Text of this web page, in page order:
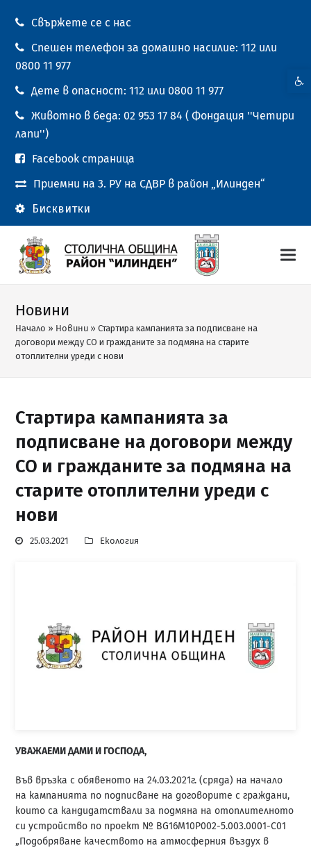
Свържете се с нас
Спешен телефон за домашно насилие: 112 или
0800 11 977
Дете в опасност: 112 или 0800 11 977
Животно в беда: 02 953 17 84 ( Фондация ''Четири
лапи'')
Facebook страница
Приемни на 3. РУ на СДВР в район „Илинден“
Бисквитки
Новини
Начало » Новини »Стартира кампанията за подписване на
договори между СО и гражданите за подмяна на старите
отоплителни уреди с нови
Стартира кампанията за
подписване на договори между
СО и гражданите за подмяна на
старите отоплителни уреди с
нови
25.03.2021 Екология
УВАЖАЕМИ ДАМИ И ГОСПОДА,
Във връзка с обявеното на 24.03.2021г. (сряда) на начало
на кампанията по подписване на договорите с граждани,
които са кандидатствали за подмяна на отоплителното
си устройство по проект № BG16M10P002-5.003.0001-С01
„Подобряване качеството на атмосферния въздух в